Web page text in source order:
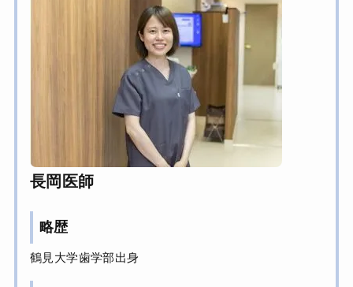
長岡医師
略歴
鶴見大学歯学部出身